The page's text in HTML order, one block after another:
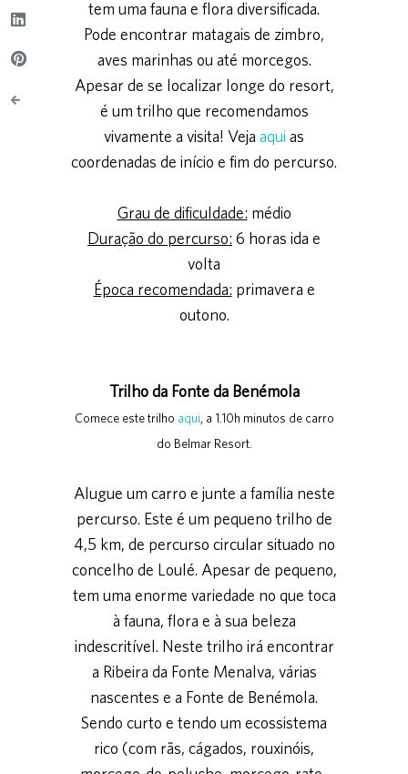
tem uma fauna e flora diversificada.
Pode encontrar matagais de zimbro,
aves marinhas ou até morcegos.
Apesar de se localizar longe do resort,
é um trilho que recomendamos
vivamente a visita! Veja aqui as
coordenadas de início e fim do percurso.
Grau de dificuldade: médio
Duração do percurso: 6 horas ida e
volta
Época recomendada: primavera e
outono.
Trilho da Fonte da Benémola
Comece este trilho aqui, a 1.10h minutos de carro
do Belmar Resort.
Alugue um carro e junte a família neste
percurso. Este é um pequeno trilho de
4,5 km, de percurso circular situado no
concelho de Loulé. Apesar de pequeno,
tem uma enorme variedade no que toca
à fauna, flora e à sua beleza
indescritível. Neste trilho irá encontrar
a Ribeira da Fonte Menalva, várias
nascentes e a Fonte de Benémola.
Sendo curto e tendo um ecossistema
rico (com rãs, cágados, rouxinóis,